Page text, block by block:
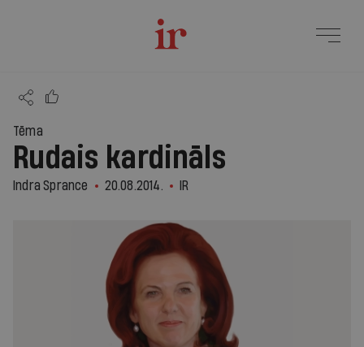
Tēma
Rudais kardināls
Indra Sprance 20.08.2014. IR